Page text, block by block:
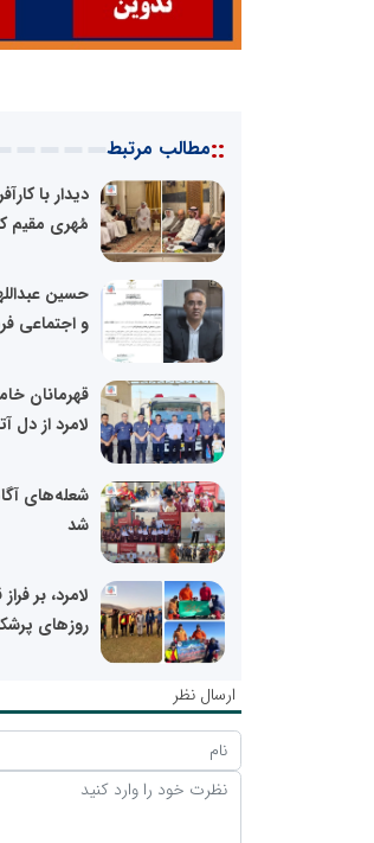
::مطالب مرتبط
دیدار با
مُهری مقیم
حسین
و اجتماعی
قهرمانان
لامرد از
شعله‌های
شد
لامرد، بر
روزهای
ارسال نظر